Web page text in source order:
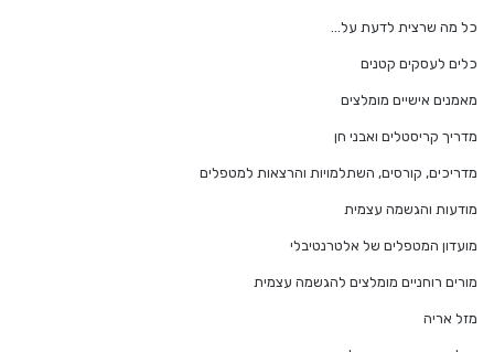
כל מה שרצית לדעת על…
כלים לעסקים קטנים
מאמנים אישיים מומלצים
מדריך קריסטלים ואבני חן
מדריכים, קורסים, השתלמויות והרצאות למטפלים
מודעות והגשמה עצמית
מועדון המטפלים של אלטרנטיבלי
מורים רוחניים מומלצים להגשמה עצמית
מזל אריה